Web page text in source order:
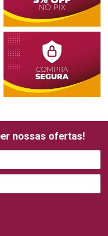
nossas ofertas!